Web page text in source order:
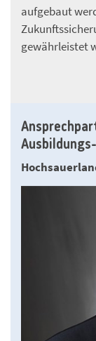
aufgebaut
gewährleistet